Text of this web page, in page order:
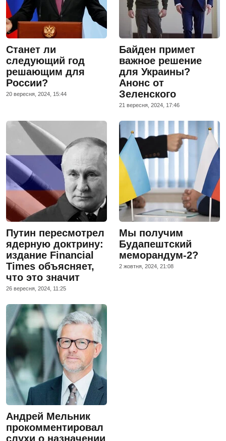
Станет ли
следующий год
решающим для
России?
20 вересня, 2024, 15:44
Байден примет
важное решение
для Украины?
Анонс от
Зеленского
21 вересня, 2024, 17:46
Путин пересмотрел
ядерную доктрину:
издание Financial
Times объясняет,
что это значит
26 вересня, 2024, 11:25
Мы получим
Будапештский
меморандум-2?
2 жовтня, 2024, 21:08
Андрей Мельник
прокомментировал
слухи о назначении